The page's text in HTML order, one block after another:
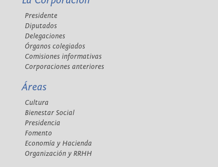
Presidente
Diputados
Delegaciones
Órganos colegiados
Comisiones informativas
Corporaciones anteriores
Áreas
Cultura
Bienestar Social
Presidencia
Fomento
Economía y Hacienda
Organización y RRHH